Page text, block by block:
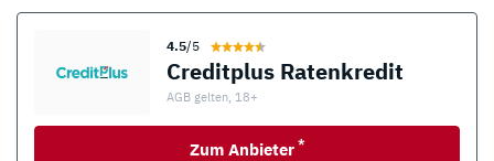
4.5/5
Creditplus Ratenkredit
AGB gelten, 18+
Zum Anbieter *